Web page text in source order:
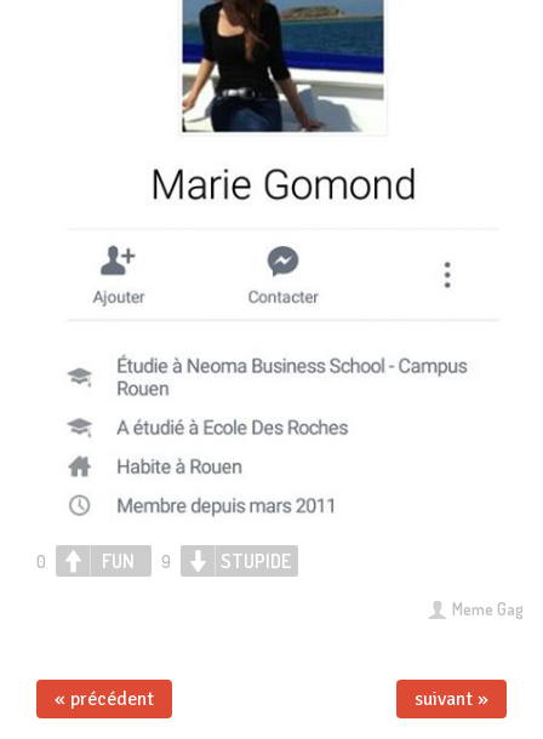
Meme Gag
0 FUN 9 STUPIDE
« précédent suivant »